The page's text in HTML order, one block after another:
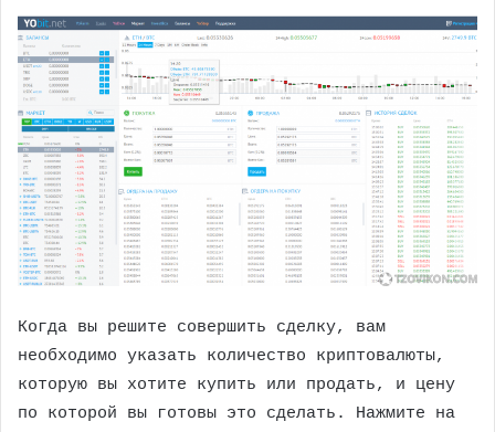
Когда вы решите совершить сделку, вам
необходимо указать количество криптовалюты,
которую вы хотите купить или продать, и цену
по которой вы готовы это сделать. Нажмите на